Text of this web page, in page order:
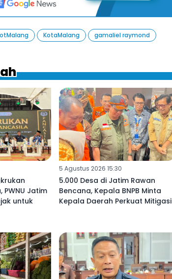
KotaMalang gamaliel raymond
PWNU Jatim
untuk
5 Agustus 2026 15:30
5.000 Desa di Jatim Rawan
Bencana, Kepala BNPB Minta
Kepala Daerah Perkuat Mitigasi